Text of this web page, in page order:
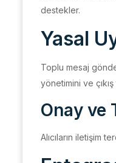
destekler.
Yasal
Toplu mesaj
yönetimini ve
Onay ve
Alıcıların iletişim